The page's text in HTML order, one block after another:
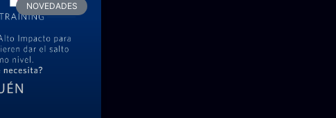
NOVEDADES